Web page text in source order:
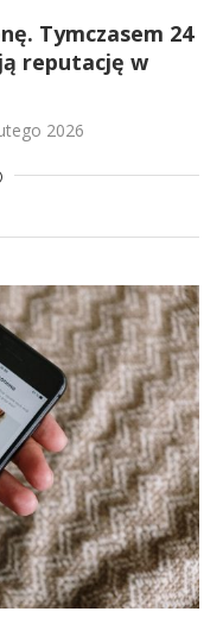
Tymczasem 24
reputację w
2026